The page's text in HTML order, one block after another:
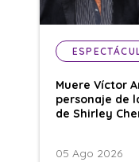
Muere Víctor
personaje de
de Shirley
05 Ago 2026